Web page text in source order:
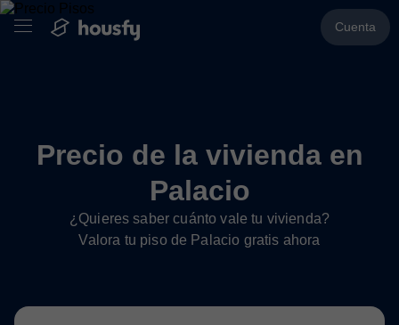
Cuenta
Precio de la vivienda en
Palacio
¿Quieres saber cuánto vale tu vivienda?
Valora tu piso de Palacio gratis ahora